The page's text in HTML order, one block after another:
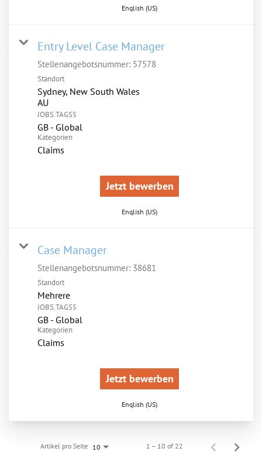
English (US)
Entry Level Case Manager
Stellenangebotsnummer: 57578
Standort
Sydney, New South Wales
JOBS.TAGS5
GB - Global
Kategorien
Claims
Jetzt bewerben
English (US)
Case Manager
Stellenangebotsnummer: 38681
Standort
Mehrere
JOBS.TAGS5
GB - Global
Kategorien
Claims
Jetzt bewerben
English (US)
Artikel pro Seite 10 1 – 10 of 22